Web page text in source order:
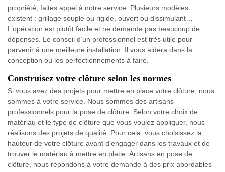
propriété, faites appel à notre service. Plusieurs modèles
existent : grillage souple ou rigide, ouvert ou dissimulant…
L’opération est plutôt facile et ne demande pas beaucoup de
dépenses. Le conseil d’un professionnel est très utile pour
parvenir à une meilleure installation. Il vous aidera dans la
conception ou les perfectionnements à faire.
Construisez votre clôture selon les normes
Si vous avez des projets pour mettre en place votre clôture, nous
sommes à votre service. Nous sommes des artisans
professionnels pour la pose de clôture. Selon votre choix de
matériau et le type de clôture que vous voulez appliquer, nous
réalisons des projets de qualité. Pour cela, vous choisissez la
hauteur de votre clôture avant d’engager dans les travaux et de
trouver le matériau à mettre en place. Artisans en pose de
clôture, nous répondons à votre demande à des prix abordables